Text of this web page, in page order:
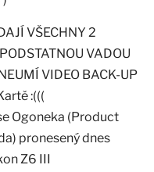
VŠECHNY 2
VADOU
VIDEO BACK-UP
:(((
Ogoneka (Product
pronesený dnes
Z6 III